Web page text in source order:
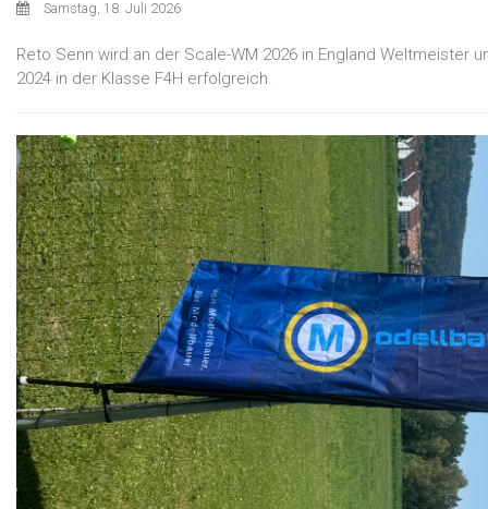
Samstag, 18. Juli 2026
Reto Senn wird an der Scale-WM 2026 in England Weltmeister
2024 in der Klasse F4H erfolgreich.